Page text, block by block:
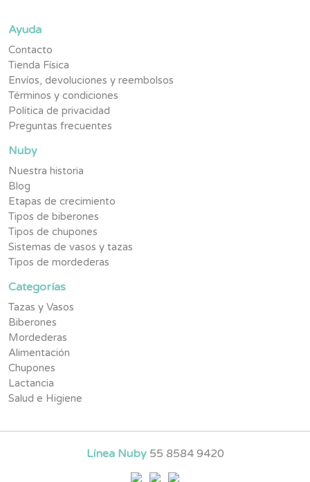
Ayuda
Contacto
Tienda Física
Envíos, devoluciones y reembolsos
Términos y condiciones
Política de privacidad
Preguntas frecuentes
Nuby
Nuestra historia
Blog
Etapas de crecimiento
Tipos de biberones
Tipos de chupones
Sistemas de vasos y tazas
Tipos de mordederas
Categorías
Tazas y Vasos
Biberones
Mordederas
Alimentación
Chupones
Lactancia
Salud e Higiene
Línea Nuby 55 8584 9420